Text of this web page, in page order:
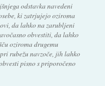
odstavka navedeni
ki zatrjujejo oziroma
da lahko na zarubljeni
obvestiti, da lahko
oziroma drugemu
rubežu navzoče, jih lahko
pisno s priporočeno